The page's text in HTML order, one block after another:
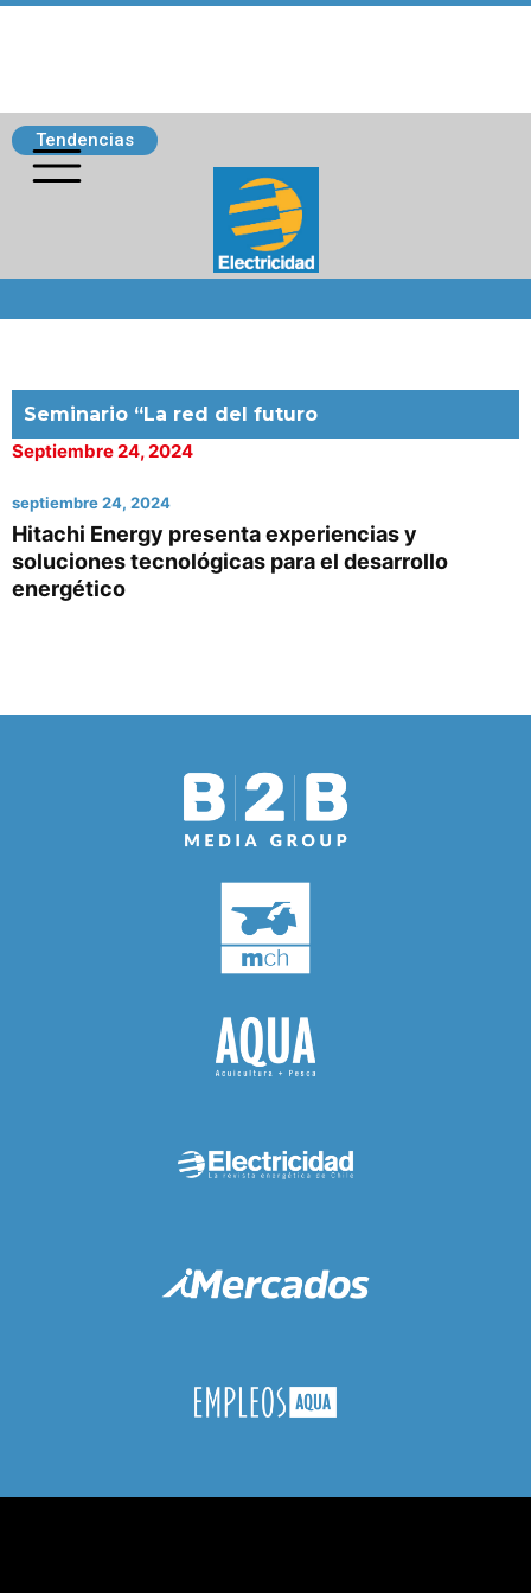
Tendencias
Seminario “La red del futuro
Septiembre 24, 2024
septiembre 24, 2024
Hitachi Energy presenta experiencias y
soluciones tecnológicas para el desarrollo
energético